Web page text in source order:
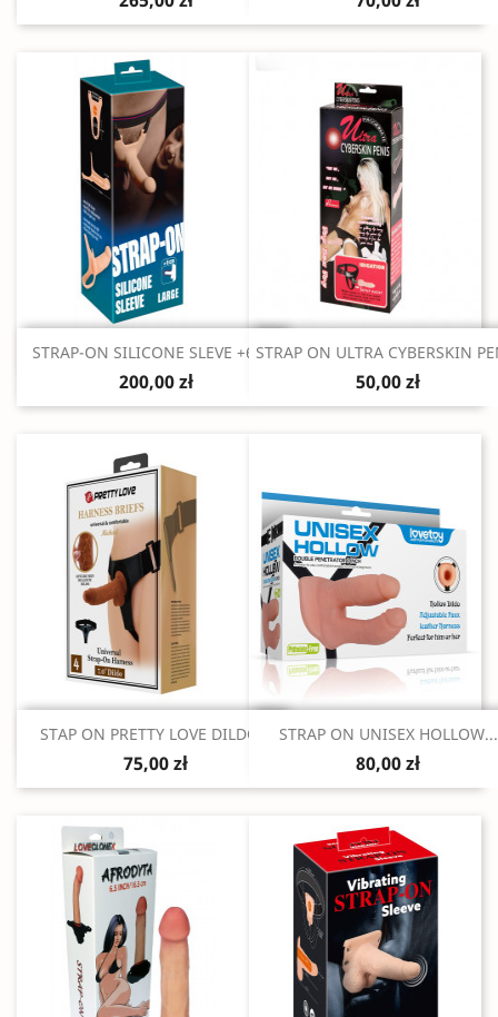
Szybki podgląd
STRAP-ON SILICONE SLEVE +6CM
200,00 zł
 Szybki podgląd
STRAP ON ULTRA CYBERSKIN
50,00 zł
Szybki podgląd
STAP ON PRETTY LOVE DILDO...
75,00 zł
Szybki podgląd
STRAP ON UNISEX HOLLOW...
80,00 zł